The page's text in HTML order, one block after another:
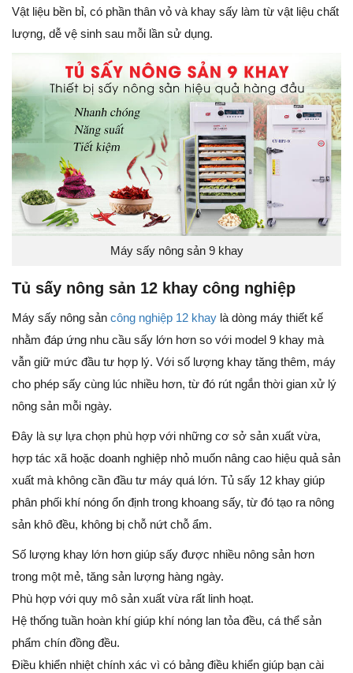
Vật liệu bền bỉ, có phần thân vỏ và khay sấy làm từ vật liệu chất
lượng, dễ vệ sinh sau mỗi lần sử dụng.
Máy sấy nông sản 9 khay
Tủ sấy nông sản 12 khay công nghiệp
Máy sấy nông sản công nghiệp 12 khay là dòng máy thiết kế
nhằm đáp ứng nhu cầu sấy lớn hơn so với model 9 khay mà
vẫn giữ mức đầu tư hợp lý. Với số lượng khay tăng thêm, máy
cho phép sấy cùng lúc nhiều hơn, từ đó rút ngắn thời gian xử lý
nông sản mỗi ngày.
Đây là sự lựa chọn phù hợp với những cơ sở sản xuất vừa,
hợp tác xã hoặc doanh nghiệp nhỏ muốn nâng cao hiệu quả sản
xuất mà không cần đầu tư máy quá lớn. Tủ sấy 12 khay giúp
phân phối khí nóng ổn định trong khoang sấy, từ đó tạo ra nông
sản khô đều, không bị chỗ nứt chỗ ẩm.
Số lượng khay lớn hơn giúp sấy được nhiều nông sản hơn
trong một mẻ, tăng sản lượng hàng ngày.
Phù hợp với quy mô sản xuất vừa rất linh hoạt.
Hệ thống tuần hoàn khí giúp khí nóng lan tỏa đều, cá thể sản
phẩm chín đồng đều.
Điều khiển nhiệt chính xác vì có bảng điều khiển giúp bạn cài